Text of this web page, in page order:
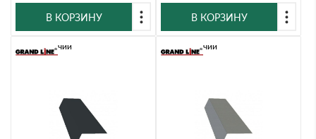
В КОРЗИНУ
В КОРЗИНУ
В наличии В наличии